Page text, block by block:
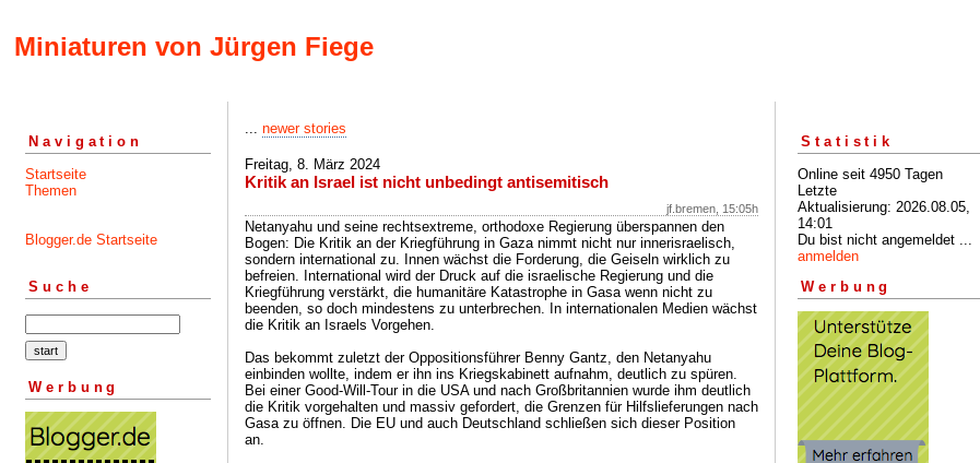
Miniaturen von Jürgen Fiege
Navigation
Startseite
Themen
Blogger.de Startseite
Suche
Werbung
... newer stories
Freitag, 8. März 2024
Kritik an Israel ist nicht unbedingt antisemitisch
jf.bremen, 15:05h
Netanyahu und seine rechtsextreme, orthodoxe Regierung überspannen den
Bogen: Die Kritik an der Kriegführung in Gaza nimmt nicht nur innerisraelisch,
sondern international zu. Innen wächst die Forderung, die Geiseln wirklich zu
befreien. International wird der Druck auf die israelische Regierung und die
Kriegführung verstärkt, die humanitäre Katastrophe in Gasa wenn nicht zu
beenden, so doch mindestens zu unterbrechen. In internationalen Medien wächst
die Kritik an Israels Vorgehen.
Das bekommt zuletzt der Oppositionsführer Benny Gantz, den Netanyahu
einbinden wollte, indem er ihn ins Kriegskabinett aufnahm, deutlich zu spüren.
Bei einer Good-Will-Tour in die USA und nach Großbritannien wurde ihm deutlich
die Kritik vorgehalten und massiv gefordert, die Grenzen für Hilfslieferungen nach
Gasa zu öffnen. Die EU und auch Deutschland schließen sich dieser Position
an.
Statistik
Online seit 4950 Tagen
Letzte
Aktualisierung: 2026.08.05,
14:01
Du bist nicht angemeldet ...
anmelden
Werbung